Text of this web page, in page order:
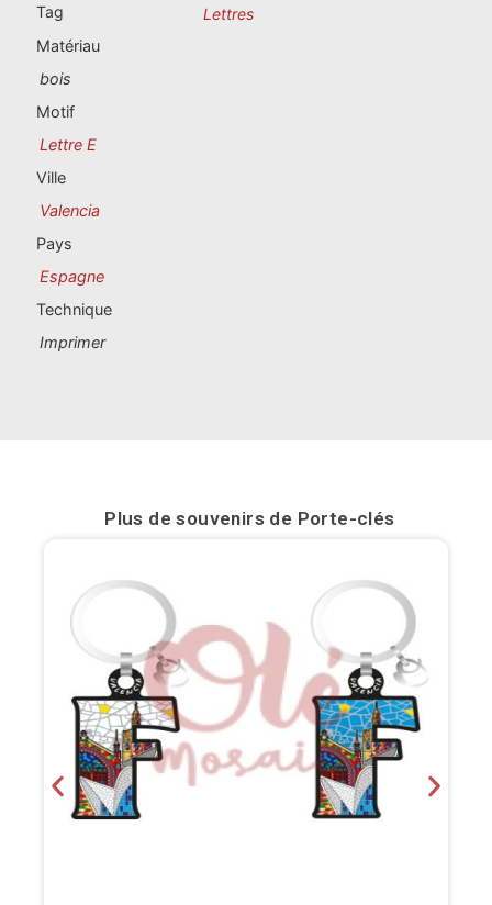
La Coruña
Alicante
Almería
Badajoz
Barcelona
Cartagena
Castellón de la Plana
Cordoba
Cuenca
Elche
Tag
Lettres
Matériau
bois
Motif
Lettre E
Ville
Valencia
Pays
Espagne
Technique
Imprimer
Plus de souvenirs de Porte-clés